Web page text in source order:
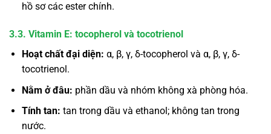
hồ sơ các ester chính.
3.3. Vitamin E: tocopherol và tocotrienol
Hoạt chất đại diện: α, β, γ, δ-tocopherol và α, β, γ, δ-
tocotrienol.
Nằm ở đâu: phần dầu và nhóm không xà phòng hóa.
Tính tan: tan trong dầu và ethanol; không tan trong
nước.